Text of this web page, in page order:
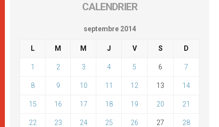
CALENDRIER
septembre 2014
L M M J V S D
1 2 3 4 5 6 7
8 9 10 11 12 13 14
15 16 17 18 19 20 21
22 23 24 25 26 27 28